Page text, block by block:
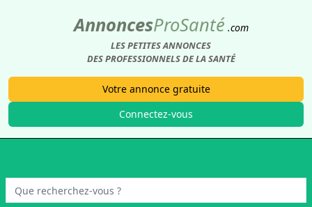
AnnoncesProSanté .com
LES PETITES ANNONCES
DES PROFESSIONNELS DE LA SANTÉ
Votre annonce gratuite
Connectez-vous